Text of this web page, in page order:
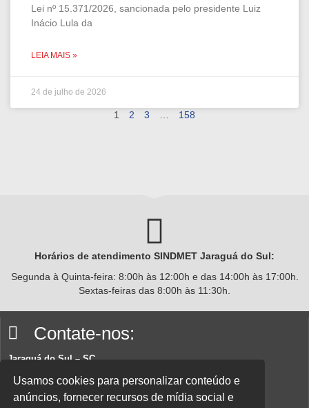
Lei nº 15.371/2026, sancionada pelo presidente Luiz
Inácio Lula da
LEIA MAIS »
24 de julho de 2026
1 2 3 158
Horários de atendimento SINDMET Jaraguá do Sul:
Segunda à Quinta-feira: 8:00h às 12:00h e das 14:00h às 17:00h.
Sextas-feiras das 8:00h às 11:30h.
Contate-nos:
Jaraguá do Sul – SC
Rua João Planincheck, 157, Nova Brasília – CEP 89252-220.
E-mail:sindicatom@metalurgicosjaragua.com.br
Usamos cookies para personalizar conteúdo e
anúncios, fornecer recursos de mídia social e